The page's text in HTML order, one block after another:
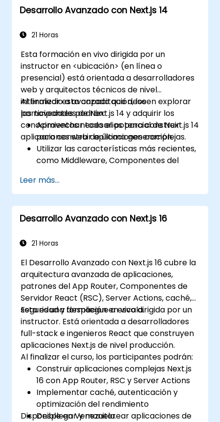
implementar y orquestar microservicios.
Desarrollo Avanzado con Next.js 14
21 Horas
Esta formación en vivo dirigida por un
instructor en <ubicación> (en línea o
presencial) está orientada a desarrolladores
web y arquitectos técnicos de nivel
intermedio a avanzado que deseen explorar
las novedades de Next.js 14 y adquirir los
conocimientos necesarios para construir
aplicaciones web de última generación.
Al finalizar esta capacitación, los
participantes podrán:
Aprovechar todo el potencial de Next.js 14
para construir aplicaciones complejas.
Utilizar las características más recientes,
como Middleware, Componentes del
Aplicar las mejores prácticas para
rendimiento, escalabilidad y SEO.
Diagnosticar problemas comunes en
aplicaciones Next.js de manera efectiva.
Leer más...
Desarrollo Avanzado con Next.js 16
21 Horas
El Desarrollo Avanzado con Next.js 16 cubre la
arquitectura avanzada de aplicaciones,
patrones del App Router, Componentes de
Servidor React (RSC), Server Actions, caché,
seguridad y despliegue a escala.
Esta es una formación en vivo dirigida por un
instructor. Está orientada a desarrolladores
full-stack e ingenieros React que construyen
aplicaciones Next.js de nivel producción.
Al finalizar el curso, los participantes podrán:
Construir aplicaciones complejas Next.js
16 con App Router, RSC y Server Actions
Implementar caché, autenticación y
optimización del rendimiento
Desplegar y monitorear aplicaciones de
Disponible en Venezuela.